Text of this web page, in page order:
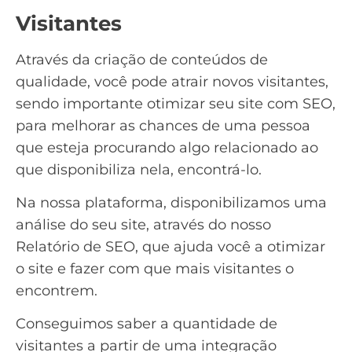
Visitantes
Através da criação de conteúdos de
qualidade, você pode atrair novos visitantes,
sendo importante otimizar seu site com SEO,
para melhorar as chances de uma pessoa
que esteja procurando algo relacionado ao
que disponibiliza nela, encontrá-lo.
Na nossa plataforma, disponibilizamos uma
análise do seu site, através do nosso
Relatório de SEO, que ajuda você a otimizar
o site e fazer com que mais visitantes o
encontrem.
Conseguimos saber a quantidade de
visitantes a partir de uma integração